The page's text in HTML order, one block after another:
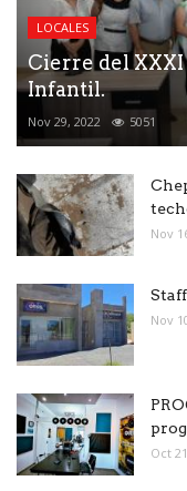
LOCALES
Cierre del
Infantil.
Nov 29, 2022 5051
Nov
Nov
Oct